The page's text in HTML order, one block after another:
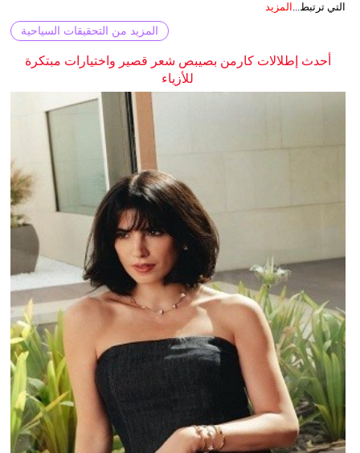
التي ترتبط... المزيد
المزيد من التحقيقات السياحية
أحدث إطلالات كارمن بصيبص شعر قصير واختيارات مبتكرة
للأزياء